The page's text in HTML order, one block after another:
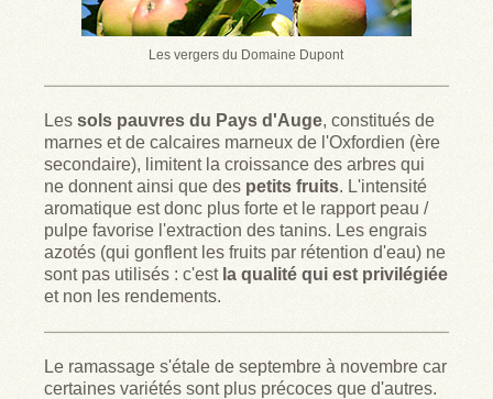
Les vergers du Domaine Dupont
Lessols pauvres du Pays d'Auge, constitués de
marnes et de calcaires marneux de l'Oxfordien (ère
secondaire), limitent la croissance des arbres qui
ne donnent ainsi que des petits fruits. L'intensité
aromatique est donc plus forte et le rapport peau /
pulpe favorise l'extraction des tanins. Les engrais
azotés (qui gonflent les fruits par rétention d'eau) ne
sont pas utilisés : c'est la qualité qui est privilégiée
et non les rendements.
Le ramassage s'étale de septembre à novembre car
certaines variétés sont plus précoces que d'autres.